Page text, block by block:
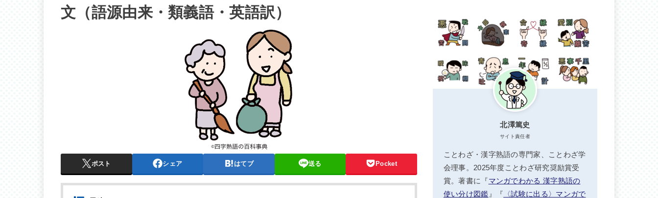
文（語源由来・類義語・英語訳）
ポスト シェア はてブ 送る Pocket
北澤篤史
サイト責任者
ことわざ・漢字熟語の専門家、ことわざ学
会理事。2025年度ことわざ研究奨励賞受
賞。著書に『マンガでわかる 漢字熟語の
使い分け図鑑 』『 〈試験に出る〉マンガで